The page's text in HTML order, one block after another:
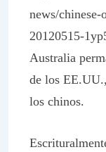
news/
20120515-
Australia
de los
los chinos.